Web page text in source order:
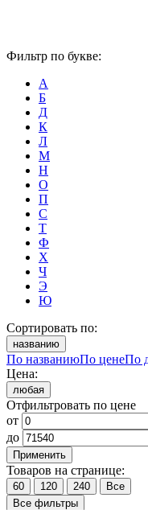
Фильтр по букве:
А
Б
Д
К
Л
М
Н
О
П
С
Т
Ф
Х
Ч
Э
Ю
Сортировать по:
названию
По названиюПо ценеПо
Цена:
любая
Отфильтровать по цене
от
до
Применить
Товаров на странице:
60 120 240
Все
Все фильтры